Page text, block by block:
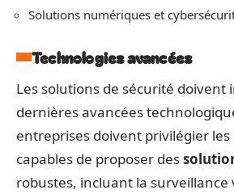
Solutions numériques et
Technologies avancées
Les solutions de sécurité doivent
dernières avancées
entreprises doivent privilégier
capables de proposer des
robustes, incluant la